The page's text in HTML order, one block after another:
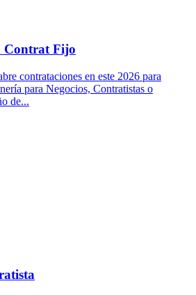
Contrat Fijo
contrataciones en este 2026 para
para Negocios, Contratistas o
de...